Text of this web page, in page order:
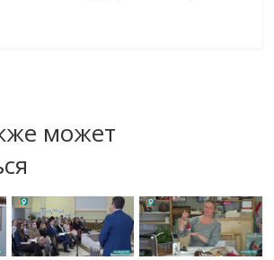
может